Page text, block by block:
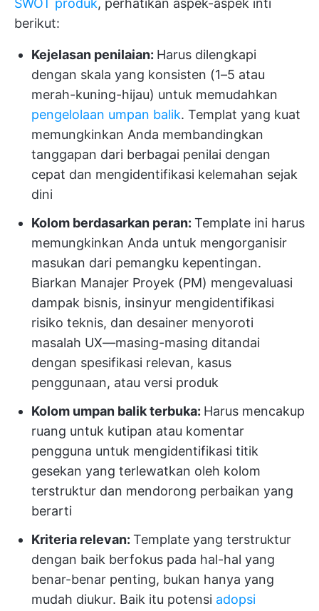
SWOT produk, perhatikan aspek-aspek inti
berikut:
Kejelasan penilaian: Harus dilengkapi
dengan skala yang konsisten (1–5 atau
merah-kuning-hijau) untuk memudahkan
pengelolaan umpan balik. Templat yang kuat
memungkinkan Anda membandingkan
tanggapan dari berbagai penilai dengan
cepat dan mengidentifikasi kelemahan sejak
dini
Kolom berdasarkan peran: Template ini harus
memungkinkan Anda untuk mengorganisir
masukan dari pemangku kepentingan.
Biarkan Manajer Proyek (PM) mengevaluasi
dampak bisnis, insinyur mengidentifikasi
risiko teknis, dan desainer menyoroti
masalah UX—masing-masing ditandai
dengan spesifikasi relevan, kasus
penggunaan, atau versi produk
Kolom umpan balik terbuka: Harus mencakup
ruang untuk kutipan atau komentar
pengguna untuk mengidentifikasi titik
gesekan yang terlewatkan oleh kolom
terstruktur dan mendorong perbaikan yang
berarti
Kriteria relevan: Template yang terstruktur
dengan baik berfokus pada hal-hal yang
benar-benar penting, bukan hanya yang
mudah diukur. Baik itu potensi adopsi